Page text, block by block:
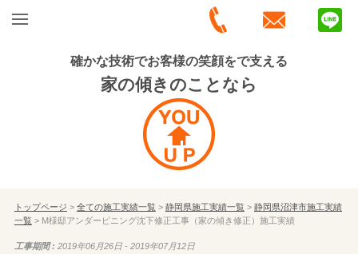
確かな技術でお客様の笑顔をで支える
家の傾きのことなら
トップページ > 全ての施工実績一覧> 静岡県施工実績一覧> 静岡県沼津市施工実績
一覧> M様邸アンダーピニング沈下修正工事（家の傾き修正）施工実績
工事期間 : 2019年06月26日 - 2019年07月12日